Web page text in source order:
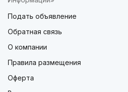
Подать объявление
Обратная связь
О компании
Правила размещения
Оферта